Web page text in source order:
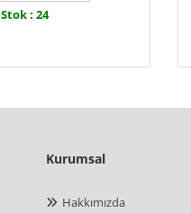
Stok : 24
Kurumsal
Hakkımızda